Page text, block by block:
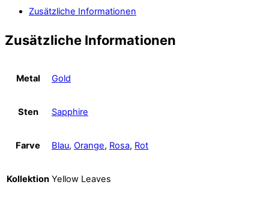
Zusätzliche Informationen
Zusätzliche Informationen
Metal Gold
Sten Sapphire
Farve Blau, Orange, Rosa, Rot
Kollektion Yellow Leaves